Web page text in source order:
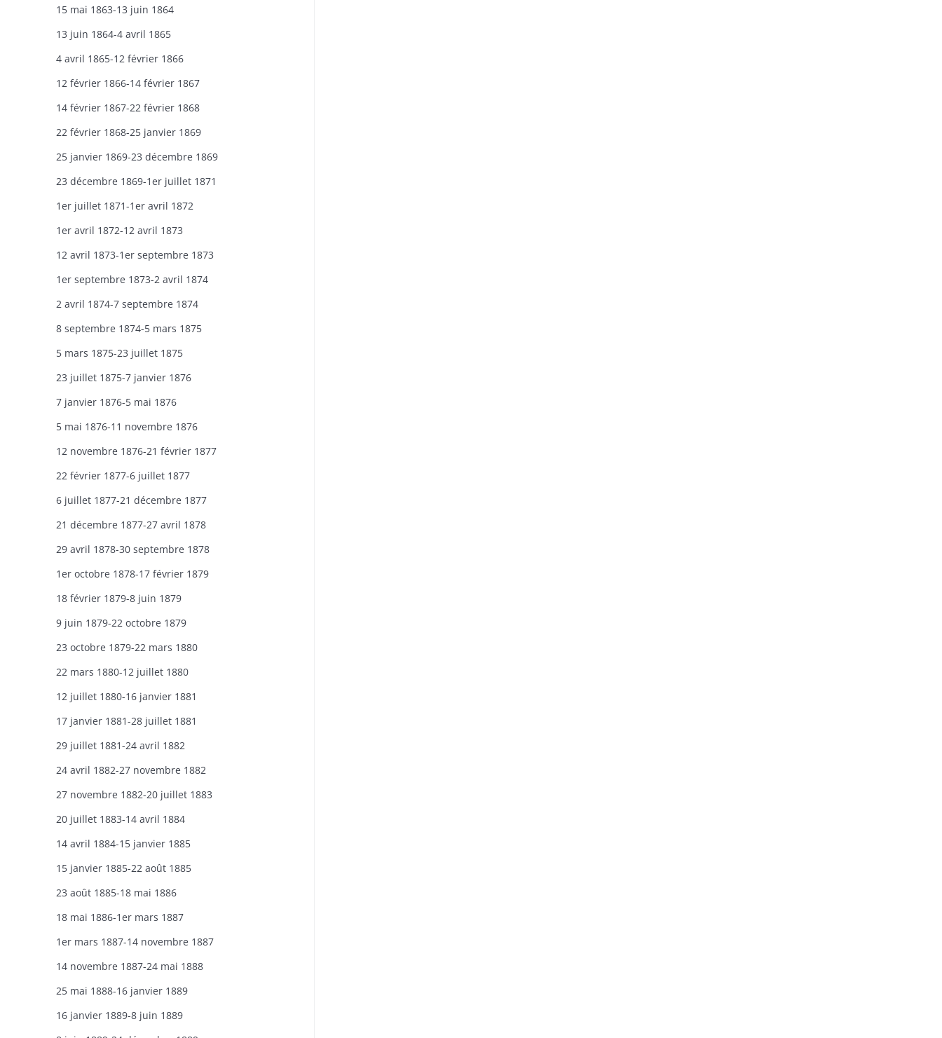
15 mai 1863-13 juin 1864
13 juin 1864-4 avril 1865
4 avril 1865-12 février 1866
12 février 1866-14 février 1867
14 février 1867-22 février 1868
22 février 1868-25 janvier 1869
25 janvier 1869-23 décembre 1869
23 décembre 1869-1er juillet 1871
1er juillet 1871-1er avril 1872
1er avril 1872-12 avril 1873
12 avril 1873-1er septembre 1873
1er septembre 1873-2 avril 1874
2 avril 1874-7 septembre 1874
8 septembre 1874-5 mars 1875
5 mars 1875-23 juillet 1875
23 juillet 1875-7 janvier 1876
7 janvier 1876-5 mai 1876
5 mai 1876-11 novembre 1876
12 novembre 1876-21 février 1877
22 février 1877-6 juillet 1877
6 juillet 1877-21 décembre 1877
21 décembre 1877-27 avril 1878
29 avril 1878-30 septembre 1878
1er octobre 1878-17 février 1879
18 février 1879-8 juin 1879
9 juin 1879-22 octobre 1879
23 octobre 1879-22 mars 1880
22 mars 1880-12 juillet 1880
12 juillet 1880-16 janvier 1881
17 janvier 1881-28 juillet 1881
29 juillet 1881-24 avril 1882
24 avril 1882-27 novembre 1882
27 novembre 1882-20 juillet 1883
20 juillet 1883-14 avril 1884
14 avril 1884-15 janvier 1885
15 janvier 1885-22 août 1885
23 août 1885-18 mai 1886
18 mai 1886-1er mars 1887
1er mars 1887-14 novembre 1887
14 novembre 1887-24 mai 1888
25 mai 1888-16 janvier 1889
16 janvier 1889-8 juin 1889